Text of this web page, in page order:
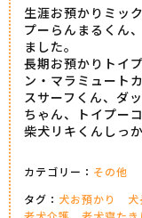
生涯お預かりミッ
プーらんまるくん
ました。
長期お預かりトイ
ン・マラミュート
スサーフくん、ダ
ちゃん、トイプー
柴犬リキくんしっ
カテゴリー： その他
タグ： 犬お預かり